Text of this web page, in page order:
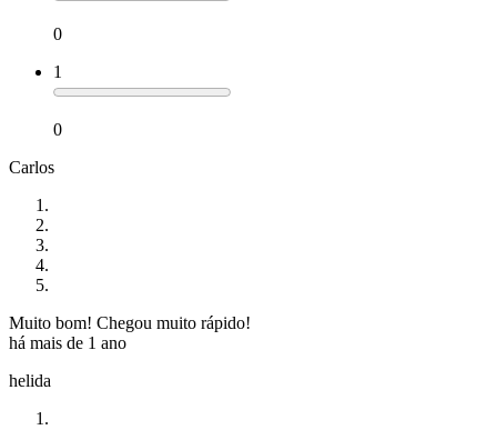
0
1
0
Carlos
Muito bom! Chegou muito rápido!
há mais de 1 ano
helida